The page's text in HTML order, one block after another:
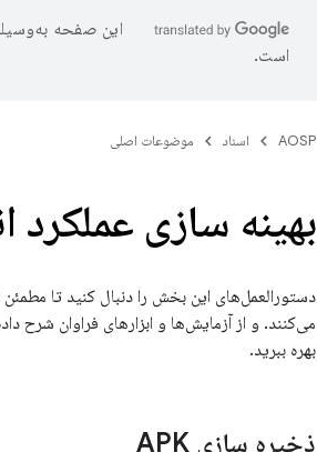
این صفحه
است.
AOSP اسناد موضوعات اصلی
بهینه سازی عملکرد
دستورالعمل‌های این بخش را دنبال کنید تا مطمئن
می‌کنند. و از آزمایش‌ها و ابزارهای فراوان شرح
بهره ببرید.
ذخیره سازی APK